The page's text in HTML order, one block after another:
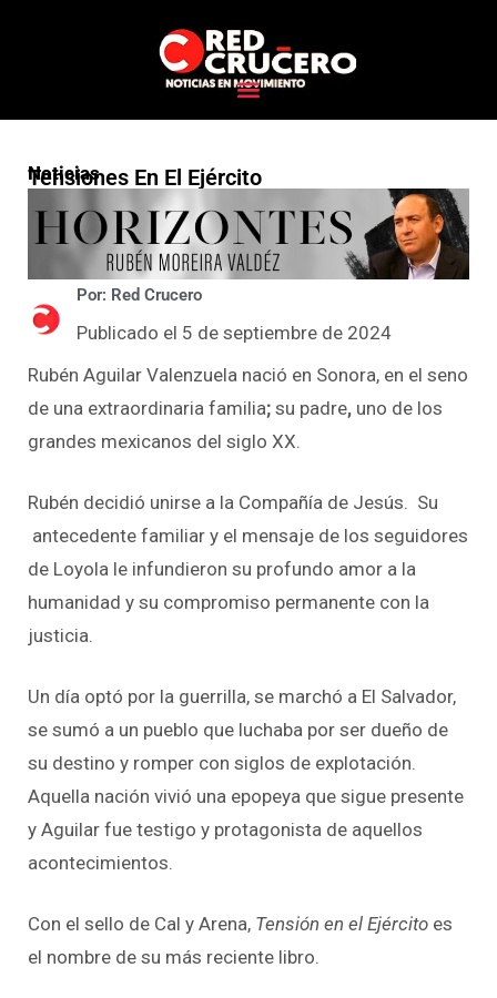
Noticias
Tensiones En El Ejército
Por: Red Crucero
Publicado el 5 de septiembre de 2024
Rubén Aguilar Valenzuela nació en Sonora, en el seno
de una extraordinaria familia; su padre, uno de los
grandes mexicanos del siglo XX.
Rubén decidió unirse a la Compañía de Jesús. Su
antecedente familiar y el mensaje de los seguidores
de Loyola le infundieron su profundo amor a la
humanidad y su compromiso permanente con la
justicia.
Un día optó por la guerrilla, se marchó a El Salvador,
se sumó a un pueblo que luchaba por ser dueño de
su destino y romper con siglos de explotación.
Aquella nación vivió una epopeya que sigue presente
y Aguilar fue testigo y protagonista de aquellos
acontecimientos.
Con el sello de Cal y Arena, Tensión en el Ejército es
el nombre de su más reciente libro.